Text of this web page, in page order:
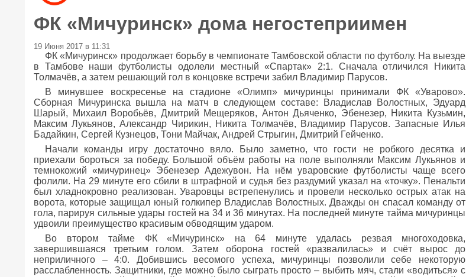
ФК «Мичуринск» дома негостеприимен
19 Июня 2017 в 11:31
ФК «Мичуринск» продолжает борьбу в чемпионате Тамбовской области по футболу. На выезде
в Тамбове наши футболисты одолели местный «Спартак» 2:1. Сначала отличился Никита
Толмачёв, а затем решающий гол в концовке встречи забил Владимир Парусов.
В минувшее воскресенье на стадионе «Олимп» мичуринцы принимали ФК «Уварово».
Сборная Мичуринска вышла на матч в следующем составе: Владислав Волостных, Эдуард
Шарый, Михаил Воробьёв, Дмитрий Мещеряков, Антон Дьяченко, Эбенезер, Никита Кузьмин,
Максим Лукьянов, Александр Чирикин, Никита Толмачёв, Владимир Парусов. Запасные Илья
Бадайкин, Сергей Кузнецов, Тони Майчак, Андрей Стрыгин, Дмитрий Гейченко.
Начали команды игру достаточно вяло. Было заметно, что гости не робкого десятка и
приехали бороться за победу. Большой объём работы на поле выполняли Максим Лукьянов и
темнокожий «мичуринец» Эбенезер Адежувон. На нём уваровские футболисты чаще всего
фолили. На 29 минуте его сбили в штрафной и судья без раздумий указал на «точку». Пенальти
был хладнокровно реализован. Уваровцы встрепенулись и провели несколько острых атак на
ворота, которые защищал юный голкипер Владислав Волостных. Дважды он спасал команду от
гола, парируя сильные удары гостей на 34 и 36 минутах. На последней минуте тайма мичуринцы
удвоили преимущество красивым обводящим ударом.
Во втором тайме ФК «Мичуринск» на 64 минуте удалась резвая многоходовка,
завершившаяся третьим голом. Затем оборона гостей «развалилась» и счёт вырос до
неприличного – 4:0. Добившись весомого успеха, мичуринцы позволили себе некоторую
расслабленность. Защитники, где можно было сыграть просто – выбить мяч, стали «водиться» с